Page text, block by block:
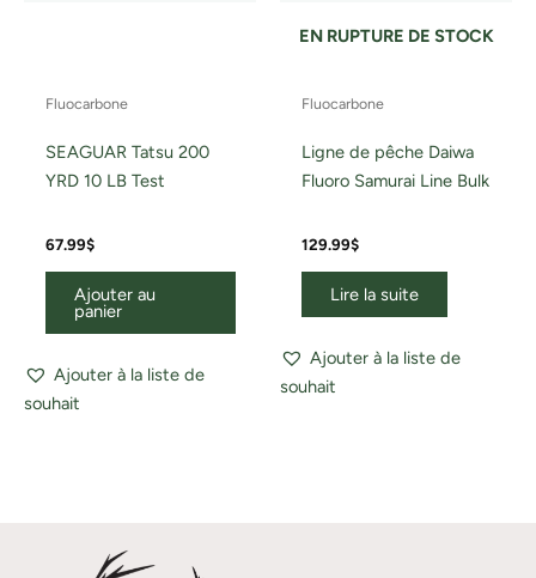
Fluocarbone
SEAGUAR Tatsu 200
YRD 10 LB Test
67.99$
Ajouter au
panier
Ajouter à la liste de
souhait
EN RUPTURE DE STOCK
Fluocarbone
Ligne de pêche Daiwa
Fluoro Samurai Line Bulk
129.99$
Lire la suite
Ajouter à la liste de
souhait